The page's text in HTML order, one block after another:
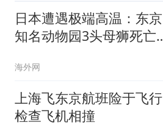
日本遭遇极端高温：东京
知名动物园3头母狮死亡
海外网
上海飞东京航班险于飞行
检查飞机相撞